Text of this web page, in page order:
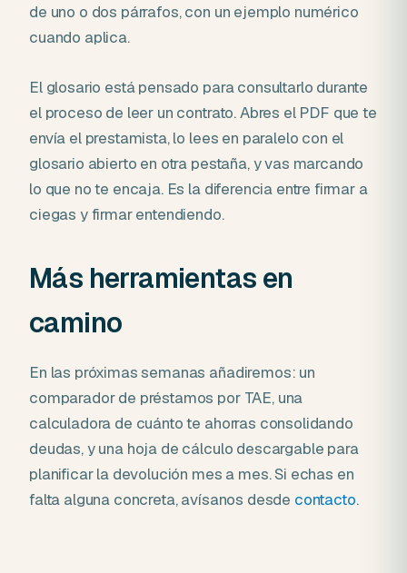
de uno o dos párrafos, con un ejemplo numérico
cuando aplica.
El glosario está pensado para consultarlo durante
el proceso de leer un contrato. Abres el PDF que te
envía el prestamista, lo lees en paralelo con el
glosario abierto en otra pestaña, y vas marcando
lo que no te encaja. Es la diferencia entre firmar a
ciegas y firmar entendiendo.
Más herramientas en
camino
En las próximas semanas añadiremos: un
comparador de préstamos por TAE, una
calculadora de cuánto te ahorras consolidando
deudas, y una hoja de cálculo descargable para
planificar la devolución mes a mes. Si echas en
falta alguna concreta, avísanos desde contacto.